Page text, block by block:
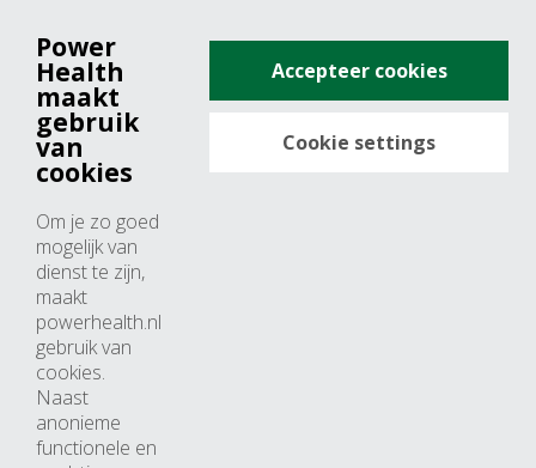
+31 (0)76 571 19 68
info@powerhealth.nl
Adresse
4817 ZH breda
Nederland
Horaires d’ouvertures
Du lundi au jeudi: 09:00 – 17:00
Vendredi: 09:00 – 15:00
Power
Health
maakt
gebruik
van
cookies
Om je zo goed
mogelijk van
dienst te zijn,
maakt
powerhealth.nl
gebruik van
cookies.
Naast
anonieme
functionele en
Accepteer cookies
Cookie settings